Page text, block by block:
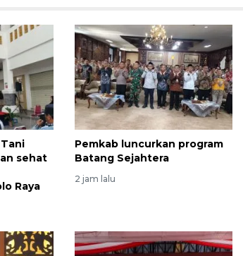
sehat
Raya
Pemkab luncurkan program
Batang Sejahtera
2 jam lalu